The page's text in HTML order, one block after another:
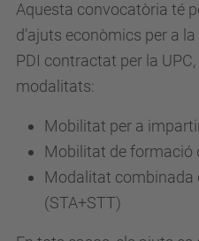
Aquesta convocatòria té
d’ajuts econòmics per a
PDI contractat per la
modalitats:
Mobilitat per a
Mobilitat de formació
Modalitat combinada
(STA+STT)